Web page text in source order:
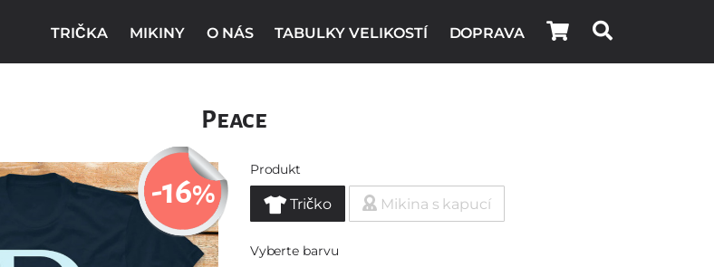
TRIČKA MIKINY O NÁS TABULKY VELIKOSTÍ DOPRAVA
Peace
-16%
Produkt
Tričko Mikina s kapucí
Vyberte barvu